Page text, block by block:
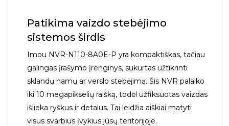
Patikima vaizdo stebėjimo
sistemos širdis
Imou NVR-N110-8A0E-P yra kompaktiškas, tačiau
galingas įrašymo įrenginys, sukurtas užtikrinti
sklandų namų ar verslo stebėjimą. Šis NVR palaiko
iki 10 megapikselių raišką, todėl užfiksuotas vaizdas
išlieka ryškus ir detalus. Tai leidžia aiškiai matyti
visus svarbius įvykius jūsų teritorijoje.